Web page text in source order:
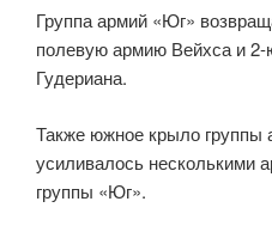
Группа армий «Юг»
полевую армию Вейхса и 2-
Гудериана.
Также южное крыло группы
усиливалось несколькими
группы «Юг».